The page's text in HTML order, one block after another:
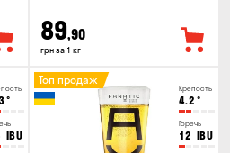
89,90
грн за 1 кг
°
IBU
Крепость
4.2 °
Горечь
12 IBU
Топ продаж